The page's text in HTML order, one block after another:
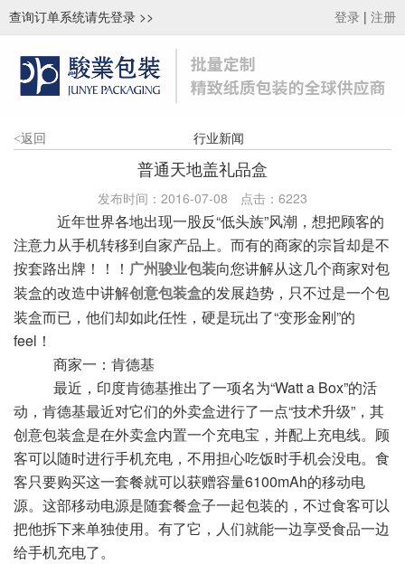
查询订单系统请先登录 >> 登录 | 注册
<返回 行业新闻
普通天地盖礼品盒
发布时间：2016-07-08 点击： 6223
近年世界各地出现一股反“低头族”风潮，想把顾客的
注意力从手机转移到自家产品上。而有的商家的宗旨却是不
按套路出牌！！！ 广州骏业包装向您讲解从这几个商家对包
装盒的改造中讲解创意包装盒的发展趋势，只不过是一个包
装盒而已，他们却如此任性，硬是玩出了“变形金刚”的
feel！
商家一：肯德基
最近，印度肯德基推出了一项名为“Watt a Box”的活
动，肯德基最近对它们的外卖盒进行了一点“技术升级”，其
创意包装盒是在外卖盒内置一个充电宝，并配上充电线。顾
客可以随时进行手机充电，不用担心吃饭时手机会没电。食
客只要购买这一套餐就可以获赠容量6100mAh的移动电
源。这部移动电源是随套餐盒子一起包装的，不过食客可以
把他拆下来单独使用。有了它，人们就能一边享受食品一边
给手机充电了。